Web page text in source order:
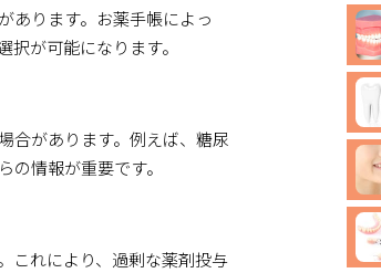
あります。お薬手帳によっ
が可能になります。
合があります。例えば、糖尿
情報が重要です。
これにより、過剰な薬剤投与